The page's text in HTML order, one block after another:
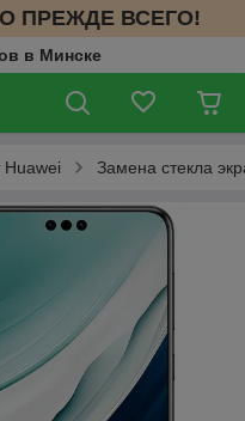
ПРЕЖДЕ ВСЕГО!
в Минске
Huawei Замена стекла